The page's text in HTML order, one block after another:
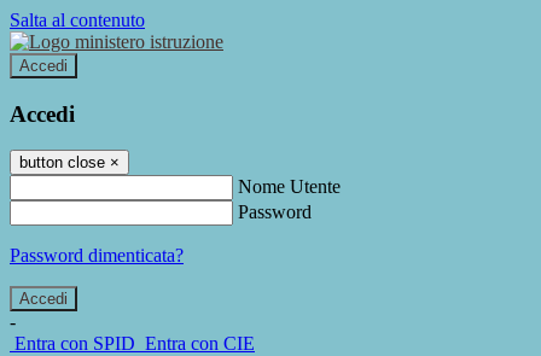
Salta al contenuto
Accedi
Accedi
button close ×
Nome Utente
Password
Password dimenticata?
-
Entra con SPID Entra con CIE